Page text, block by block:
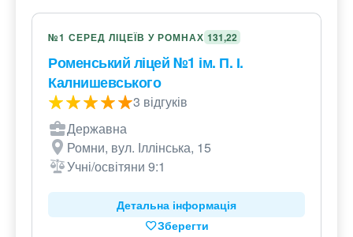
№1 СЕРЕД ЛІЦЕЇВ У РОМНАХ 131,22
Роменський ліцей №1 ім. П. І.
Калнишевського
3 відгуків
Державна
Ромни, вул. Іллінська, 15
Учні/освітяни 9:1
Детальна інформація
Зберегти